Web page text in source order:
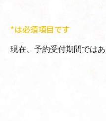
*は必須項目です
現在、予約受付期間ではあ